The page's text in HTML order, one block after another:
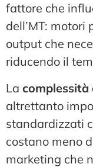
fattore che
dell’MT:
output che
riducendo il
La complessità
altrettanto
standardizzati
costano meno
marketing che